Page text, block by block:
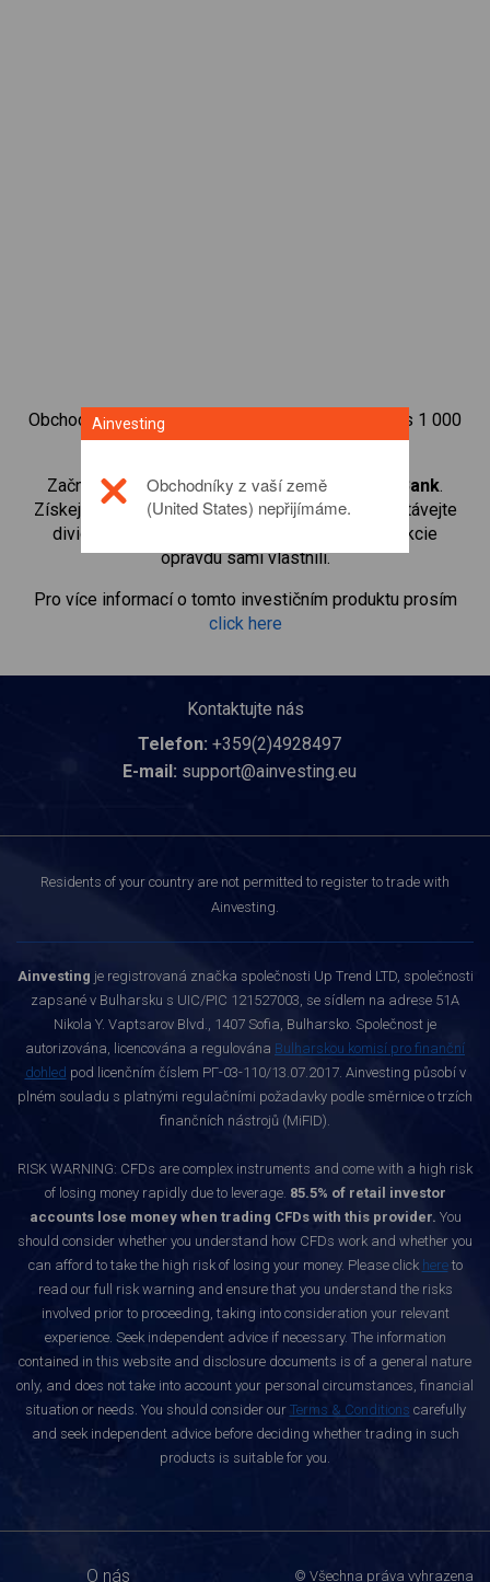
Obchodujte na obchodní platformě Ainvesting přes 1 000
mezinárodních akcií.
Začněte obchodovat CFD naCommonwealth Bank.
Získejte přístup ke kurzům v reálném čase a dostávejte
dividendy stejným způsobem, jako kdybyste akcie
opravdu sami vlastnili.
Pro více informací o tomto investičním produktu prosím
click here
Kontaktujte nás
Telefon: +359(2)4928497
E-mail: support@ainvesting.eu
Residents of your country are not permitted to register to trade with
Ainvesting.
Ainvesting je registrovaná značka společnosti Up Trend LTD, společnosti
zapsané v Bulharsku s UIC/PIC 121527003, se sídlem na adrese 51A
Nikola Y. Vaptsarov Blvd., 1407 Sofia, Bulharsko. Společnost je
autorizována, licencována a regulována Bulharskou komisí pro finanční
dohled pod licenčním číslem РГ-03-110/13.07.2017. Ainvesting působí v
plném souladu s platnými regulačními požadavky podle směrnice o trzích
finančních nástrojů (MiFID).
RISK WARNING: CFDs are complex instruments and come with a high risk
of losing money rapidly due to leverage. 85.5% of retail investor
accounts lose money when trading CFDs with this provider. You
should consider whether you understand how CFDs work and whether you
can afford to take the high risk of losing your money. Please click hereto
read our full risk warning and ensure that you understand the risks
involved prior to proceeding, taking into consideration your relevant
experience. Seek independent advice if necessary. The information
contained in this website and disclosure documents is of a general nature
only, and does not take into account your personal circumstances, financial
situation or needs. You should consider our Terms & Conditions carefully
and seek independent advice before deciding whether trading in such
products is suitable for you.
O nás © Všechna práva vyhrazena
Ainvesting
Obchodníky z vaší země
(United States) nepřijímáme.